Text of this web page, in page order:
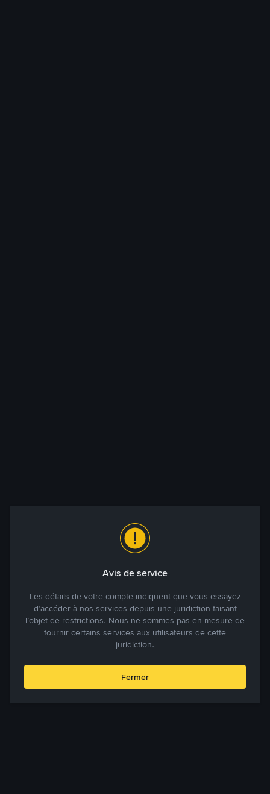
Avis de service
Les détails de votre compte indiquent que vous essayez
d’accéder à nos services depuis une juridiction faisant
l’objet de restrictions. Nous ne sommes pas en mesure de
fournir certains services aux utilisateurs de cette
juridiction.
Fermer